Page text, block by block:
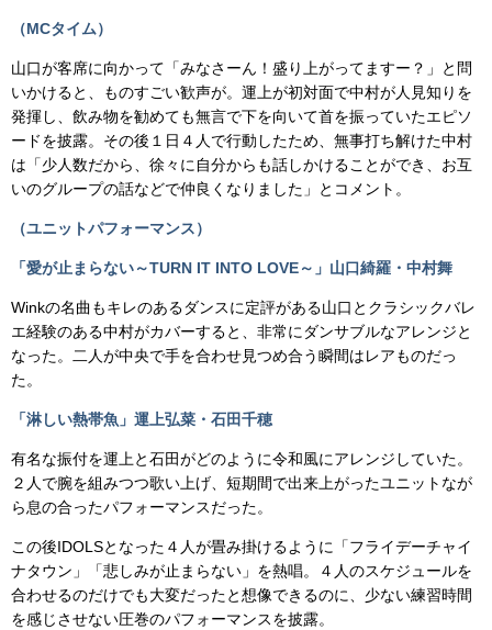
（MCタイム）
山口が客席に向かって「みなさーん！盛り上がってますー？」と問
いかけると、ものすごい歓声が。運上が初対面で中村が人見知りを
発揮し、飲み物を勧めても無言で下を向いて首を振っていたエピソ
ードを披露。その後１日４人で行動したため、無事打ち解けた中村
は「少人数だから、徐々に自分からも話しかけることができ、お互
いのグループの話などで仲良くなりました」とコメント。
（ユニットパフォーマンス）
「愛が止まらない～TURN IT INTO LOVE～」山口綺羅・中村舞
Winkの名曲もキレのあるダンスに定評がある山口とクラシックバレ
エ経験のある中村がカバーすると、非常にダンサブルなアレンジと
なった。二人が中央で手を合わせ見つめ合う瞬間はレアものだっ
た。
「淋しい熱帯魚」運上弘菜・石田千穂
有名な振付を運上と石田がどのように令和風にアレンジしていた。
２人で腕を組みつつ歌い上げ、短期間で出来上がったユニットなが
ら息の合ったパフォーマンスだった。
この後IDOLSとなった４人が畳み掛けるように「フライデーチャイ
ナタウン」「悲しみが止まらない」を熱唱。４人のスケジュールを
合わせるのだけでも大変だったと想像できるのに、少ない練習時間
を感じさせない圧巻のパフォーマンスを披露。